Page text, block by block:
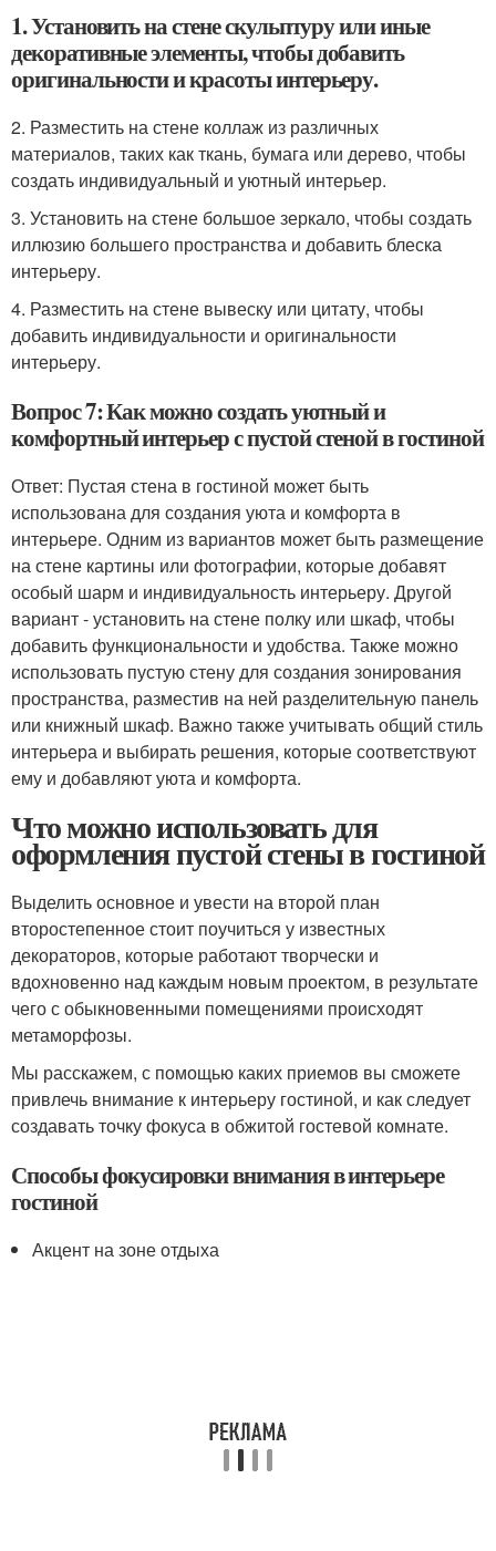
1. Установить на стене скульптуру или иные
декоративные элементы, чтобы добавить
оригинальности и красоты интерьеру.
2. Разместить на стене коллаж из различных
материалов, таких как ткань, бумага или дерево, чтобы
создать индивидуальный и уютный интерьер.
3. Установить на стене большое зеркало, чтобы создать
иллюзию большего пространства и добавить блеска
интерьеру.
4. Разместить на стене вывеску или цитату, чтобы
добавить индивидуальности и оригинальности
интерьеру.
Вопрос 7: Как можно создать уютный и
комфортный интерьер с пустой стеной в гостиной
Ответ: Пустая стена в гостиной может быть
использована для создания уюта и комфорта в
интерьере. Одним из вариантов может быть размещение
на стене картины или фотографии, которые добавят
особый шарм и индивидуальность интерьеру. Другой
вариант - установить на стене полку или шкаф, чтобы
добавить функциональности и удобства. Также можно
использовать пустую стену для создания зонирования
пространства, разместив на ней разделительную панель
или книжный шкаф. Важно также учитывать общий стиль
интерьера и выбирать решения, которые соответствуют
ему и добавляют уюта и комфорта.
Что можно использовать для
оформления пустой стены в гостиной
Выделить основное и увести на второй план
второстепенное стоит поучиться у известных
декораторов, которые работают творчески и
вдохновенно над каждым новым проектом, в результате
чего с обыкновенными помещениями происходят
метаморфозы.
Мы расскажем, с помощью каких приемов вы сможете
привлечь внимание к интерьеру гостиной, и как следует
создавать точку фокуса в обжитой гостевой комнате.
Способы фокусировки внимания в интерьере
гостиной
Акцент на зоне отдыха